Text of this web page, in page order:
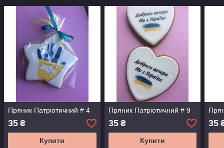
Пряник Патріотичний # 4
35 ₴
Купити
Пряник Патріотичний # 9
35₴
Купити
35